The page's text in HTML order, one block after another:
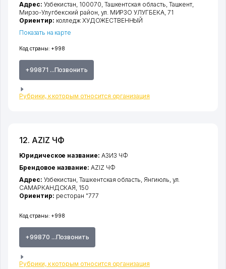
Код страны: +998
+99871 ...Позвонить
Рубрики, к которым относится организация
Адрес: Узбекистан, 100070, Ташкентская область, Ташкент,
Мирзо-Улугбекский район, ул. МИРЗО УЛУГБЕКА, 71
Ориентир: колледж ХУДОЖЕСТВЕННЫЙ
Показать на карте
12. AZIZ ЧФ
Код страны: +998
+99870 ...Позвонить
Рубрики, к которым относится организация
Юридическое название: АЗИЗ ЧФ
Брендовое название: AZIZ ЧФ
Адрес: Узбекистан,Ташкентская область, Янгиюль, ул.
САМАРКАНДСКАЯ, 150
Ориентир: ресторан "777